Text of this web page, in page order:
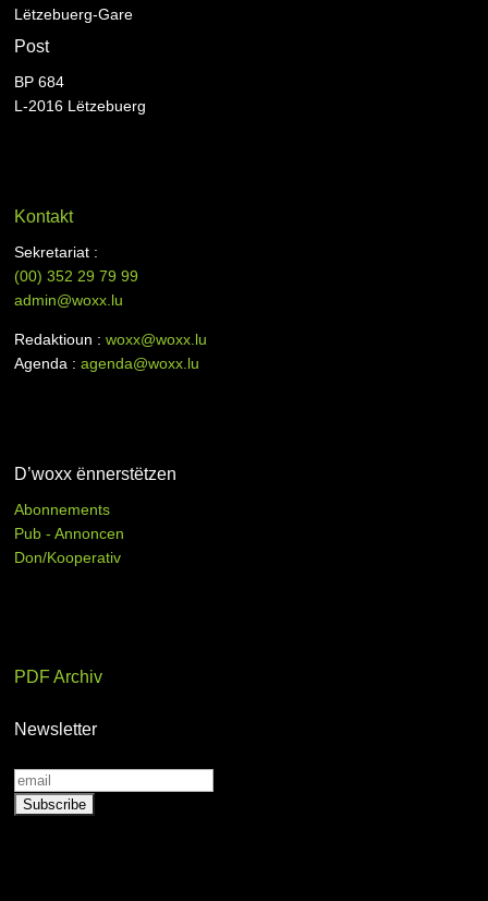
Lëtzebuerg-Gare
Post
BP 684
L-2016 Lëtzebuerg
Kontakt
Sekretariat :
(00)352 29 79 99
admin@woxx.lu
Redaktioun :woxx@woxx.lu
Agenda :agenda@woxx.lu
D’woxx ënnerstëtzen
Abonnements
Pub - Annoncen
Don/Kooperativ
PDF Archiv
Newsletter